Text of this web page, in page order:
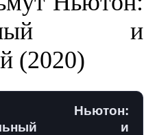
и
(2020)
Ньютон:
и